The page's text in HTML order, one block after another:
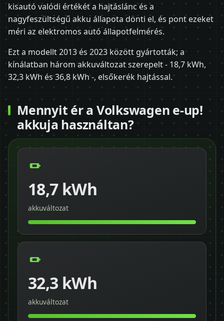
kisautó valódi értékét a hajtáslánc és a
nagyfeszültségű akku állapota dönti el, és pont ezeket
méri az elektromos autó állapotfelmérés.
Ezt a modellt 2013 és 2023 között gyártották; a
kínálatban három akkuváltozat szerepelt - 18,7 kWh,
32,3 kWh és 36,8 kWh -, elsőkerék hajtással.
Mennyit ér a Volkswagen e-up!
akkuja használtan?
18,7 kWh
akkuváltozat
32,3 kWh
akkuváltozat